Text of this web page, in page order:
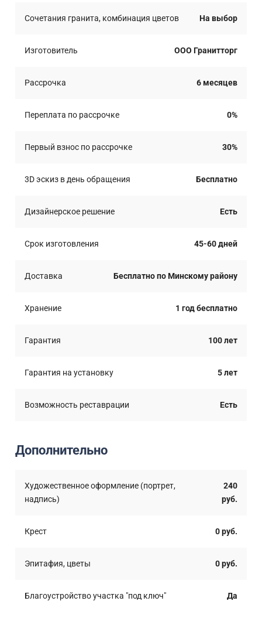
Сочетания гранита, комбинация цветов На выбор
Изготовитель ООО Гранитторг
Рассрочка 6 месяцев
Переплата по рассрочке 0%
Первый взнос по рассрочке 30%
3D эскиз в день обращения Бесплатно
Дизайнерское решение Есть
Срок изготовления 45-60 дней
Доставка Бесплатно по Минскому району
Хранение 1 год бесплатно
Гарантия 100 лет
Гарантия на установку 5 лет
Возможность реставрации Есть
Дополнительно
Художественное оформление (портрет,
надпись)
240
руб.
Крест 0 руб.
Эпитафия, цветы 0 руб.
Благоустройство участка "под ключ" Да